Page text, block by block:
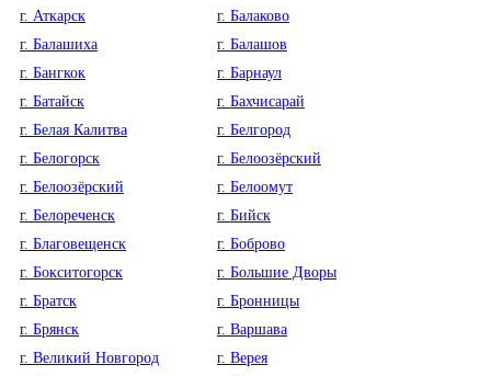
г. Аткарск
г. Балаково
г. Балашиха
г. Балашов
г. Бангкок
г. Барнаул
г. Батайск
г. Бахчисарай
г. Белая Калитва
г. Белгород
г. Белогорск
г. Белоозёрский
г. Белоозёрский
г. Белоомут
г. Белореченск
г. Бийск
г. Благовещенск
г. Боброво
г. Бокситогорск
г. Большие Дворы
г. Братск
г. Бронницы
г. Брянск
г. Варшава
г. Великий Новгород
г. Верея